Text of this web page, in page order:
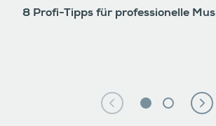
8 Profi-Tipps für professionelle